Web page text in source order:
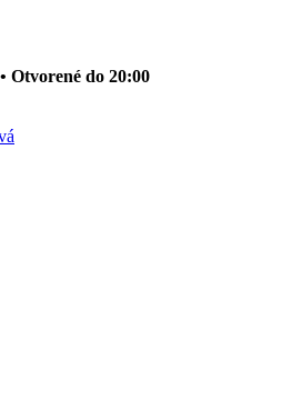
• Otvorené do 20:00